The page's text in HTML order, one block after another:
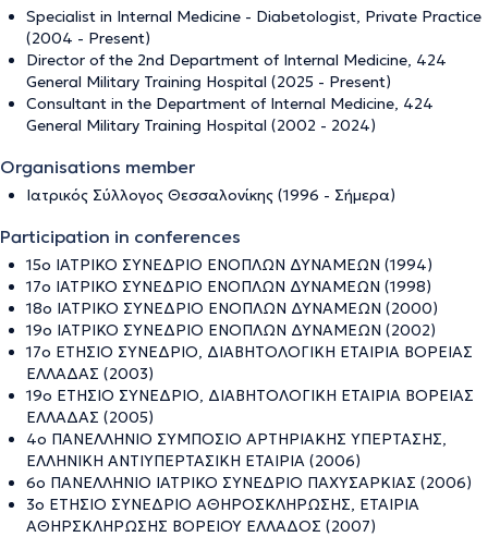
Specialist in Internal Medicine - Diabetologist, Private Practice
(2004 - Present)
Director of the 2nd Department of Internal Medicine, 424
General Military Training Hospital (2025 - Present)
Consultant in the Department of Internal Medicine, 424
General Military Training Hospital (2002 - 2024)
Organisations member
Ιατρικός Σύλλογος Θεσσαλονίκης (1996 - Σήμερα)
Participation in conferences
15o ΙΑΤΡΙΚΟ ΣΥΝΕΔΡΙΟ ΕΝΟΠΛΩΝ ΔΥΝΑΜΕΩΝ (1994)
17ο ΙΑΤΡΙΚΟ ΣΥΝΕΔΡΙΟ ΕΝΟΠΛΩΝ ΔΥΝΑΜΕΩΝ (1998)
18ο ΙΑΤΡΙΚΟ ΣΥΝΕΔΡΙΟ ΕΝΟΠΛΩΝ ΔΥΝΑΜΕΩΝ (2000)
19ο ΙΑΤΡΙΚΟ ΣΥΝΕΔΡΙΟ ΕΝΟΠΛΩΝ ΔΥΝΑΜΕΩΝ (2002)
17ο ΕΤΗΣΙΟ ΣΥΝΕΔΡΙΟ, ΔΙΑΒΗΤΟΛΟΓΙΚΗ ΕΤΑΙΡΙΑ ΒΟΡΕΙΑΣ
ΕΛΛΑΔΑΣ (2003)
19ο ΕΤΗΣΙΟ ΣΥΝΕΔΡΙΟ, ΔΙΑΒΗΤΟΛΟΓΙΚΗ ΕΤΑΙΡΙΑ ΒΟΡΕΙΑΣ
ΕΛΛΑΔΑΣ (2005)
4ο ΠΑΝΕΛΛΗΝΙΟ ΣΥΜΠΟΣΙΟ ΑΡΤΗΡΙΑΚΗΣ ΥΠΕΡΤΑΣΗΣ,
ΕΛΛΗΝΙΚΗ ΑΝΤΙΥΠΕΡΤΑΣΙΚΗ ΕΤΑΙΡΙΑ (2006)
6ο ΠΑΝΕΛΛΗΝΙΟ ΙΑΤΡΙΚΟ ΣΥΝΕΔΡΙΟ ΠΑΧΥΣΑΡΚΙΑΣ (2006)
3ο ΕΤΗΣΙΟ ΣΥΝΕΔΡΙΟ ΑΘΗΡΟΣΚΛΗΡΩΣΗΣ, ΕΤΑΙΡΙΑ
ΑΘΗΡΣΚΛΗΡΩΣΗΣ ΒΟΡΕΙΟΥ ΕΛΛΑΔΟΣ (2007)